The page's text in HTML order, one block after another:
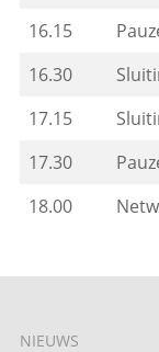
16.15
16.30
17.15
17.30
18.00
NIEUWS